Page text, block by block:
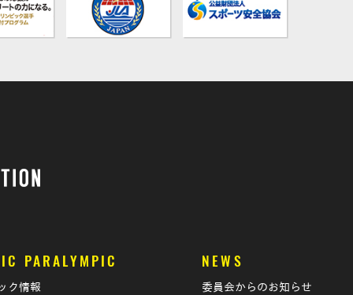
PARALYMPIC
ク情報
NEWS
委員会からのお知らせ